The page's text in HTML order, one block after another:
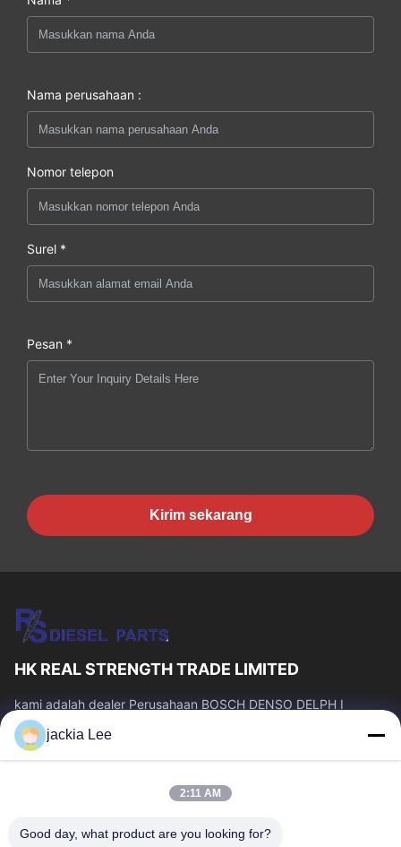
Nama perusahaan :
Nomor telepon
Surel *
Pesan *
Kirim sekarang
HK REAL STRENGTH TRADE LIMITED
kami adalah dealer Perusahaan BOSCH DENSO DELPH I
CATERPILLAR VOLVO CUMMINS TOYOTA ISUZU。 whatsapp
number :0086 159 2067 9523 .
Tautan Cepat
Produk
Tentang Kami
Tur Pabrik
jackia Lee
2:11 AM
Good day, what product are you looking for?